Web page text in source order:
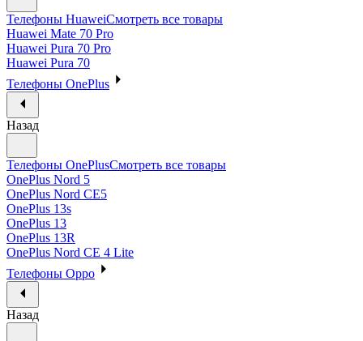
Телефоны HuaweiСмотреть все товары
Huawei Mate 70 Pro
Huawei Pura 70 Pro
Huawei Pura 70
Телефоны OnePlus
Назад
Телефоны OnePlusСмотреть все товары
OnePlus Nord 5
OnePlus Nord CE5
OnePlus 13s
OnePlus 13
OnePlus 13R
OnePlus Nord CE 4 Lite
Телефоны Oppo
Назад